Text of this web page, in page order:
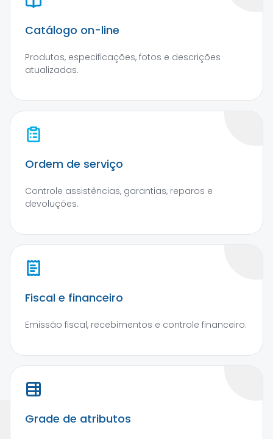
Catálogo on-line
Produtos, especificações, fotos e descrições
atualizadas.
Ordem de serviço
Controle assistências, garantias, reparos e
devoluções.
Fiscal e financeiro
Emissão fiscal, recebimentos e controle financeiro.
Grade de atributos